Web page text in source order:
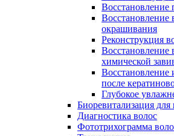
Восстановление
Восстановление
окрашивания
Реконструкция
Восстановление
химической
Восстановление
после
Глубокое
Биоревитализация
Диагностика волос
Фототрихограмма